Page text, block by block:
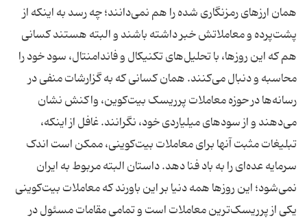
همان ارزهای رمزنگاری شده را هم نمی‌دانند؛ چه رسد به اینکه از
پشت‌پرده و معاملاتش خبر داشته باشند و البته هستند کسانی
هم که این روزها، با تحلیل‌های تکنیکال و فاندامنتال، سود خود را
محاسبه و دنبال می‌کنند. همان کسانی که به گزارشات منفی در
رسانه‌ها در حوزه معاملات پرریسک بیت‌کوین، واکنش نشان
می‌دهند و از سودهای میلیاردی خود، نگرانند. غافل از اینکه،
تبلیغات مثبت آنها برای معاملات بیت‌کوینی، ممکن است اندک
سرمایه عده‌ای را به باد فنا دهد. داستان البته مربوط به ایران
نمی‌شود؛ این روزها همه دنیا بر این باورند که معاملات بیت‌کوینی
یکی از پرریسک‌ترین معاملات است و تمامی مقامات مسئول در